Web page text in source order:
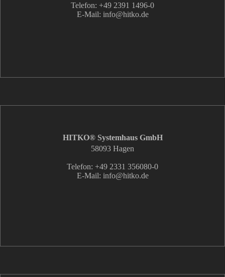
Telefon: +49 2391 1496-0
E-Mail: info@hitko.de
HITKO® Systemhaus GmbH
58093 Hagen
Telefon: +49 2331 356080-0
E-Mail: info@hitko.de